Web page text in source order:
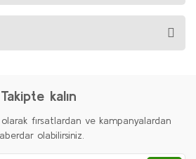
Takipte kalın
fırsatlardan ve kampanyalardan
olabilirsiniz.